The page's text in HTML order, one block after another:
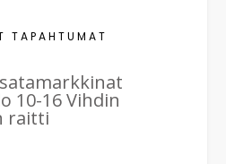
TAPAHTUMAT
10-16 Vihdin
raitti